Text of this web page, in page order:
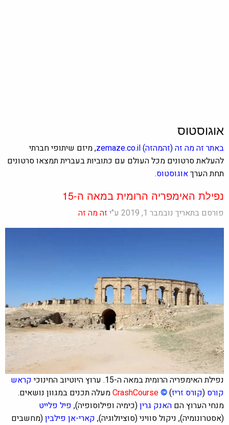
אוגוסטוס
באתרזה מה זה(זהמהזה)zemaze.co.il, מיזם שיתופי חברתי
להעלאת סרטונים מכל העולם עם כתוביות בעברית תמצאו סרטונים
תחת הערךאוגוסטוס.
נפילת האימפריה הרומית במאה ה-15
פורסם בתאריך נובמבר 1, 2019 ע"י זה מה זה
נפילת האימפריה הרומית במאה ה-15. ערוץ היוטיוב החינוכי
קראש
קורס( קורס זריז)
©
CrashCourseמעלה תכנים במגוון נושאים.
מנחי הערוץ הםהאנק גרין(כימיה ופילוסופיה),פיל פלייט
(אסטרונומיה), ניקול סוויני (סוציולוגיה),קארי-אן פילבין(מחשבים